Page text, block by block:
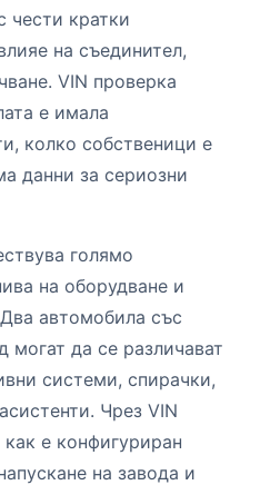
чести кратки
на съединител,
VIN проверка
е имала
колко собственици е
данни за сериозни
голямо
на оборудване и
автомобила със
могат да се различават
системи, спирачки,
Чрез VIN
е конфигуриран
на завода и